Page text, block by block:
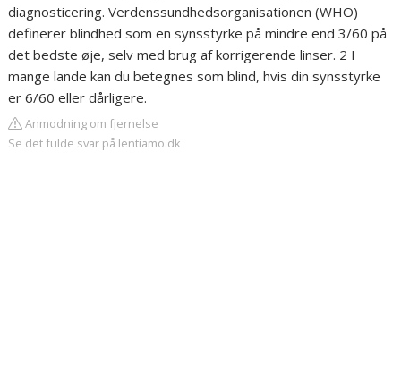
diagnosticering. Verdenssundhedsorganisationen (WHO)
definerer blindhed som en synsstyrke på mindre end 3/60 på
det bedste øje, selv med brug af korrigerende linser. 2 I
mange lande kan du betegnes som blind, hvis din synsstyrke
er 6/60 eller dårligere.
Anmodning om fjernelse
Se det fulde svar på lentiamo.dk